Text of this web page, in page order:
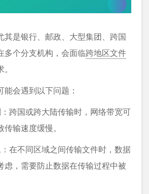
其是银行、邮政、大型集团、跨国
多个分支机构，会面临跨地区文件
会遇到以下问题：
跨国或跨大陆传输时，网络带宽可
输速度缓慢。
在不同区域之间传输文件时，数据
虑，需要防止数据在传输过程中被